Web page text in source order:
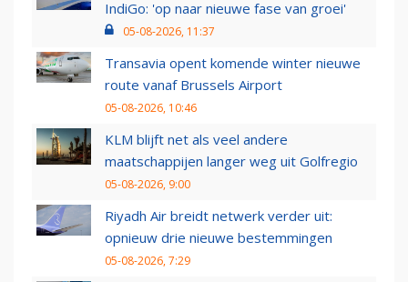
IndiGo: 'op naar nieuwe fase van groei'
05-08-2026, 11:37
Transavia opent komende winter nieuwe
route vanaf Brussels Airport
05-08-2026, 10:46
KLM blijft net als veel andere
maatschappijen langer weg uit Golfregio
05-08-2026, 9:00
Riyadh Air breidt netwerk verder uit:
opnieuw drie nieuwe bestemmingen
05-08-2026, 7:29